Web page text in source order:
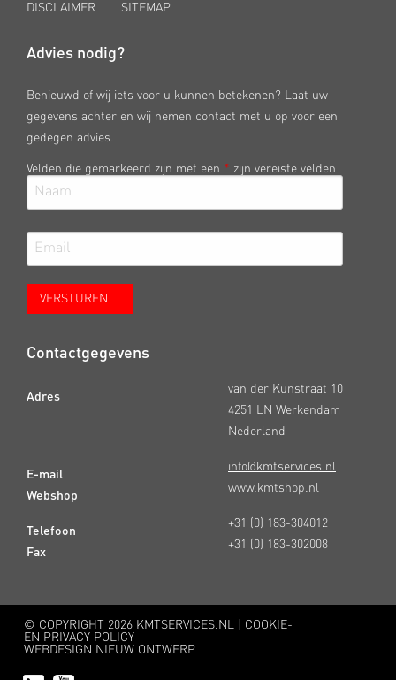
DISCLAIMER SITEMAP
Advies nodig?
Benieuwd of wij iets voor u kunnen betekenen? Laat uw
gegevens achter en wij nemen contact met u op voor een
gedegen advies.
Velden die gemarkeerd zijn met een * zijn vereiste velden
Contactgegevens
Adres
E-mail
Webshop
Telefoon
Fax
van der Kunstraat 10
4251 LN Werkendam
Nederland
info@kmtservices.nl
www.kmtshop.nl
+31 (0) 183-304012
+31 (0) 183-302008
© COPYRIGHT 2026 KMTSERVICES.NL | COOKIE-
EN PRIVACY POLICY
WEBDESIGN NIEUW ONTWERP